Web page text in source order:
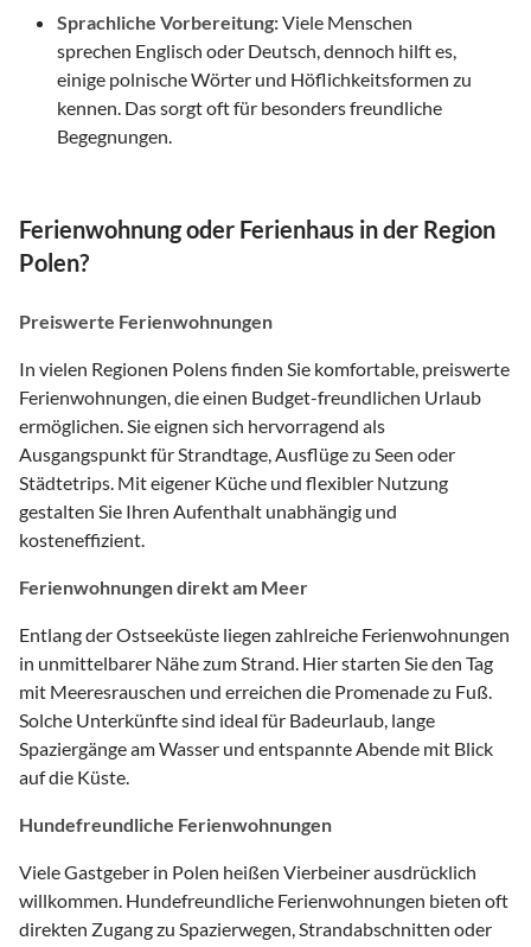
Sprachliche Vorbereitung:Viele Menschen
sprechen Englisch oder Deutsch, dennoch hilft es,
einige polnische Wörter und Höflichkeitsformen zu
kennen. Das sorgt oft für besonders freundliche
Begegnungen.
Ferienwohnung oder Ferienhaus in der Region
Polen?
Preiswerte Ferienwohnungen
In vielen Regionen Polens finden Sie komfortable, preiswerte
Ferienwohnungen, die einen Budget-freundlichen Urlaub
ermöglichen. Sie eignen sich hervorragend als
Ausgangspunkt für Strandtage, Ausflüge zu Seen oder
Städtetrips. Mit eigener Küche und flexibler Nutzung
gestalten Sie Ihren Aufenthalt unabhängig und
kosteneffizient.
Ferienwohnungen direkt am Meer
Entlang der Ostseeküste liegen zahlreiche Ferienwohnungen
in unmittelbarer Nähe zum Strand. Hier starten Sie den Tag
mit Meeresrauschen und erreichen die Promenade zu Fuß.
Solche Unterkünfte sind ideal für Badeurlaub, lange
Spaziergänge am Wasser und entspannte Abende mit Blick
auf die Küste.
Hundefreundliche Ferienwohnungen
Viele Gastgeber in Polen heißen Vierbeiner ausdrücklich
willkommen. Hundefreundliche Ferienwohnungen bieten oft
direkten Zugang zu Spazierwegen, Strandabschnitten oder